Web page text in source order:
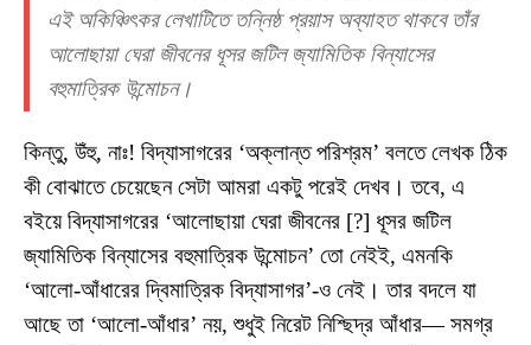
এই অকিঞ্চিৎকর লেখাটিতে তন্নিষ্ঠ প্রয়াস অব্যাহত থাকবে তাঁর
আলোছায়া ঘেরা জীবনের ধূসর জটিল জ্যামিতিক বিন্যাসের
বহুমাত্রিক উন্মোচন।
কিন্তু, উঁহু, নাঃ! বিদ্যাসাগরের ‘অক্লান্ত পরিশ্রম’ বলতে লেখক ঠিক
কী বোঝাতে চেয়েছেন সেটা আমরা একটু পরেই দেখব। তবে, এ
বইয়ে বিদ্যাসাগরের ‘আলোছায়া ঘেরা জীবনের [?] ধূসর জটিল
জ্যামিতিক বিন্যাসের বহুমাত্রিক উন্মোচন’ তো নেইই, এমনকি
‘আলো-আঁধারের দ্বিমাত্রিক বিদ্যাসাগর’-ও নেই। তার বদলে যা
আছে তা ‘আলো-আঁধার’ নয়, শুধুই নিরেট নিশ্ছিদ্র আঁধার— সমগ্র